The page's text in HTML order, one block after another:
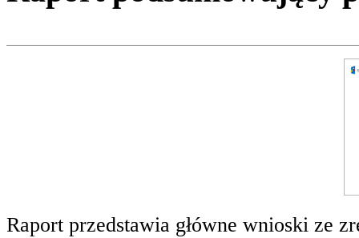
Raport przedstawia główne wnioski ze